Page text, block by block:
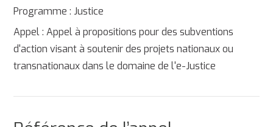
Programme : Justice
Appel : Appel à propositions pour des subventions
d'action visant à soutenir des projets nationaux ou
transnationaux dans le domaine de l'e-Justice